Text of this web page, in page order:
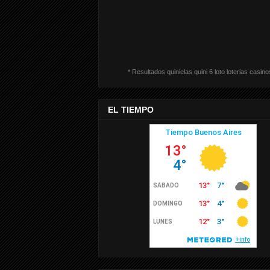
* Resultados quinielas quini 6 loto loterias
EL TIEMPO